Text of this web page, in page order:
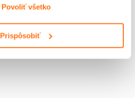
Prispôsobiť
Povoliť všetko